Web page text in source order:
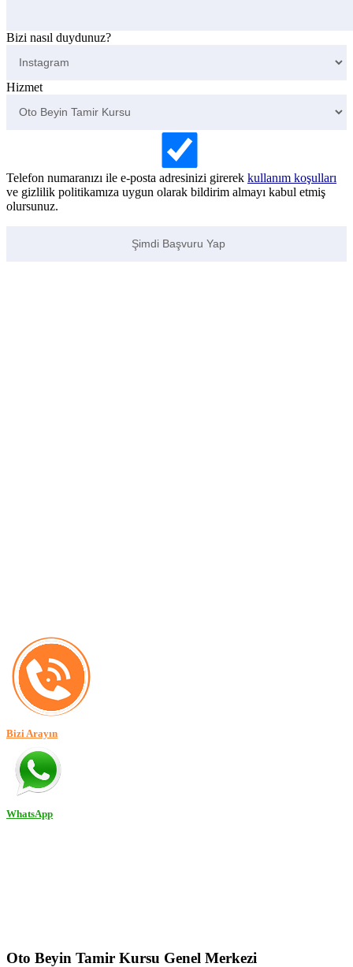
Bizi nasıl duydunuz?
Hizmet
Telefon numaranızı ile e-posta adresinizi girerek kullanım koşulları
ve gizlilik politikamıza uygun olarak bildirim almayı kabul etmiş
olursunuz.
Bizi Arayın
WhatsApp
Oto Beyin Tamir Kursu Genel Merkezi